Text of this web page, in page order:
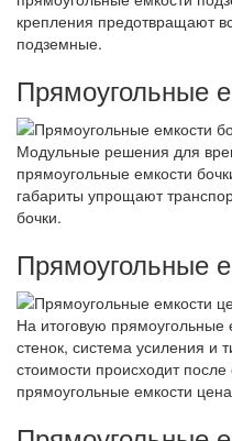
крепления предотвращают
подземные.
Прямоугольные
Модульные решения для
прямоугольные емкости
габариты упрощают
бочки.
Прямоугольные
На итоговую
стенок, система усиления и
стоимости происходит
прямоугольные емкости